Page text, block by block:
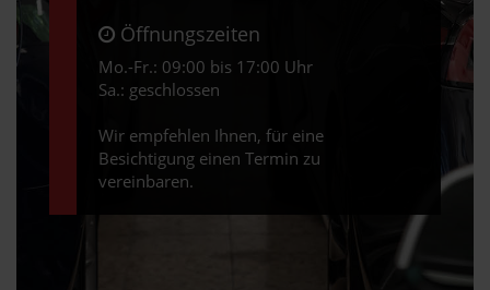
Öffnungszeiten
Mo.-Fr.: 09:00 bis 17:00 Uhr
Sa.: geschlossen
Wir empfehlen Ihnen, für eine
Besichtigung einen Termin zu
vereinbaren.